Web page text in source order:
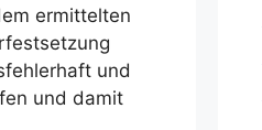
ermittelten
und
und damit